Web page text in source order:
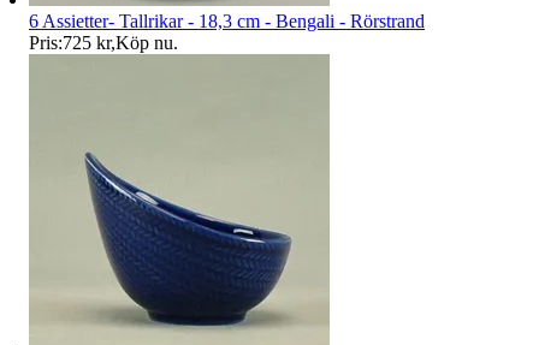
6 Assietter- Tallrikar - 18,3 cm - Bengali - Rörstrand
Pris:725 kr,Köp nu.